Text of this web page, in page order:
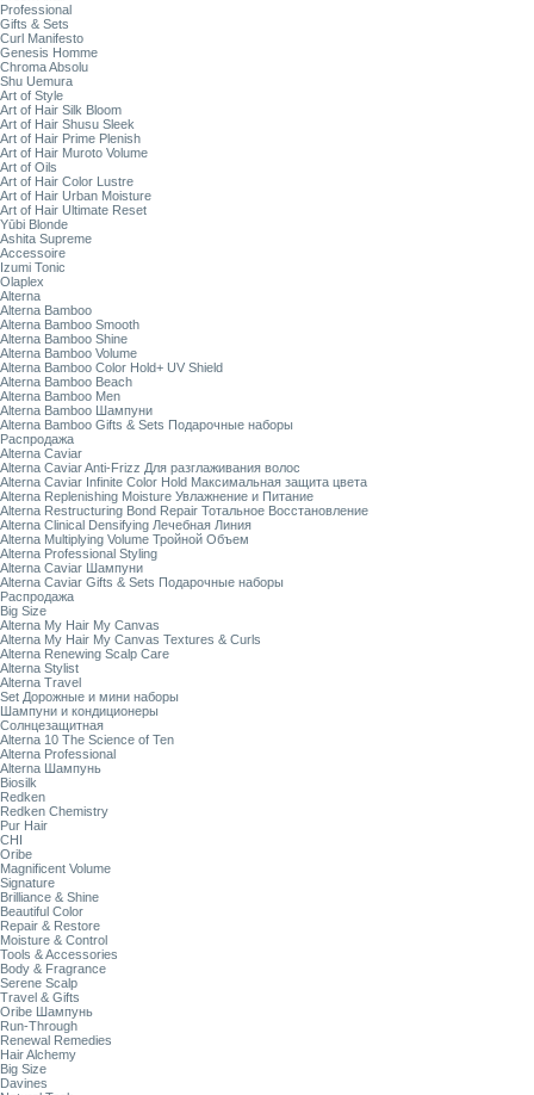
Professional
Gifts & Sets
Curl Manifesto
Genesis Homme
Chroma Absolu
Shu Uemura
Art of Style
Art of Hair Silk Bloom
Art of Hair Shusu Sleek
Art of Hair Prime Plenish
Art of Hair Muroto Volume
Art of Oils
Art of Hair Color Lustre
Art of Hair Urban Moisture
Art of Hair Ultimate Reset
Yūbi Blonde
Ashita Supreme
Accessoire
Izumi Tonic
Olaplex
Alterna
Alterna Bamboo
Alterna Bamboo Smooth
Alterna Bamboo Shine
Alterna Bamboo Volume
Alterna Bamboo Color Hold+ UV Shield
Alterna Bamboo Beach
Alterna Bamboo Men
Alterna Bamboo Шампуни
Alterna Bamboo Gifts & Sets Подарочные наборы
Распродажа
Alterna Caviar
Alterna Caviar Anti-Frizz Для разглаживания волос
Alterna Caviar Infinite Color Hold Максимальная защита цвета
Alterna Replenishing Moisture Увлажнение и Питание
Alterna Restructuring Bond Repair Тотальное Восстановление
Alterna Clinical Densifying Лечебная Линия
Alterna Multiplying Volume Тройной Объем
Alterna Professional Styling
Alterna Caviar Шампуни
Alterna Caviar Gifts & Sets Подарочные наборы
Распродажа
Big Size
Alterna My Hair My Canvas
Alterna My Hair My Canvas Textures & Curls
Alterna Renewing Scalp Care
Alterna Stylist
Alterna Travel
Set Дорожные и мини наборы
Шампуни и кондиционеры
Солнцезащитная
Alterna 10 The Science of Ten
Alterna Professional
Alterna Шампунь
Biosilk
Redken
Redken Chemistry
Pur Hair
CHI
Oribe
Magnificent Volume
Signature
Brilliance & Shine
Beautiful Color
Repair & Restore
Moisture & Control
Tools & Accessories
Body & Fragrance
Serene Scalp
Travel & Gifts
Oribe Шампунь
Run-Through
Renewal Remedies
Hair Alchemy
Big Size
Davines